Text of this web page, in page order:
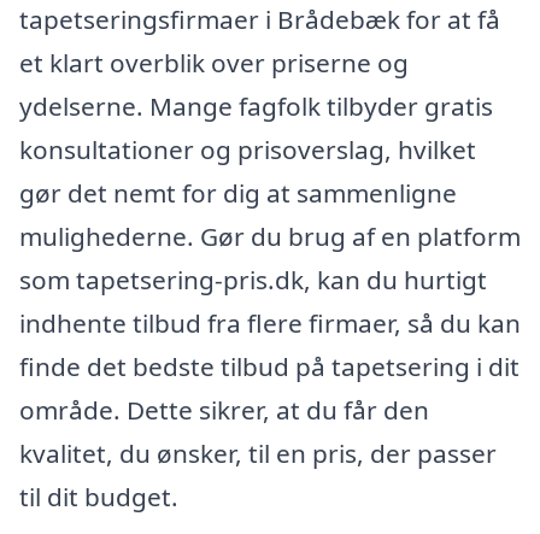
tapetseringsfirmaer i Brådebæk for at få
et klart overblik over priserne og
ydelserne. Mange fagfolk tilbyder gratis
konsultationer og prisoverslag, hvilket
gør det nemt for dig at sammenligne
mulighederne. Gør du brug af en platform
som tapetsering-pris.dk, kan du hurtigt
indhente tilbud fra flere firmaer, så du kan
finde det bedste tilbud på tapetsering i dit
område. Dette sikrer, at du får den
kvalitet, du ønsker, til en pris, der passer
til dit budget.